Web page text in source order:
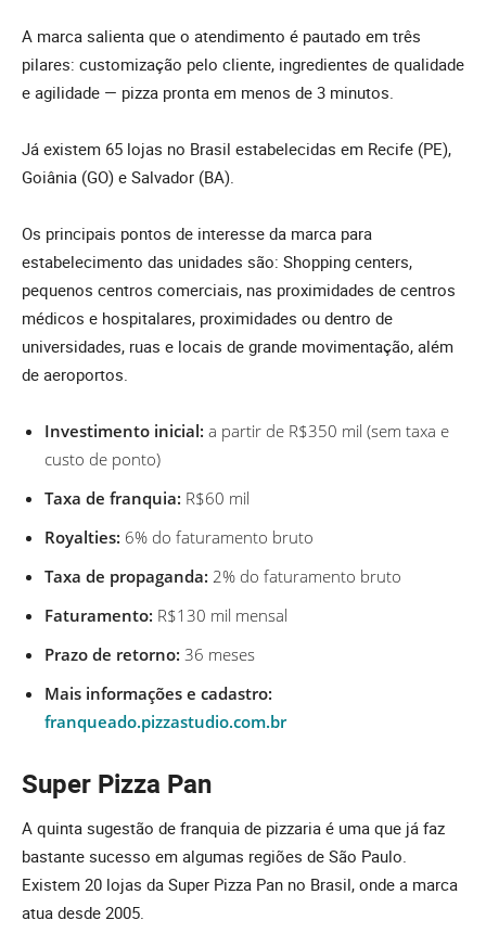
A marca salienta que o atendimento é pautado em três
pilares: customização pelo cliente, ingredientes de qualidade
e agilidade — pizza pronta em menos de 3 minutos.
Já existem 65 lojas no Brasil estabelecidas em Recife (PE),
Goiânia (GO) e Salvador (BA).
Os principais pontos de interesse da marca para
estabelecimento das unidades são: Shopping centers,
pequenos centros comerciais, nas proximidades de centros
médicos e hospitalares, proximidades ou dentro de
universidades, ruas e locais de grande movimentação, além
de aeroportos.
Investimento inicial: a partir de R$350 mil (sem taxa e
custo de ponto)
Taxa de franquia: R$60 mil
Royalties: 6% do faturamento bruto
Taxa de propaganda: 2% do faturamento bruto
Faturamento: R$130 mil mensal
Prazo de retorno: 36 meses
Mais informações e cadastro:
franqueado.pizzastudio.com.br
Super Pizza Pan
A quinta sugestão de franquia de pizzaria é uma que já faz
bastante sucesso em algumas regiões de São Paulo.
Existem 20 lojas da Super Pizza Pan no Brasil, onde a marca
atua desde 2005.